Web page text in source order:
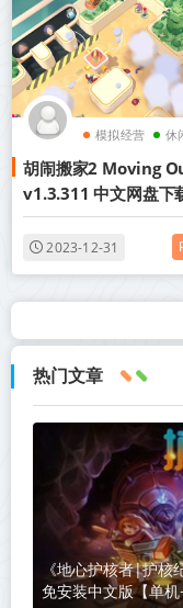
模拟经营 休
胡闹搬家2 Moving Out 2
v1.3.311 中文网盘下
2023-12-31
热门文章
《地心护核者|护
免安装中文版【单